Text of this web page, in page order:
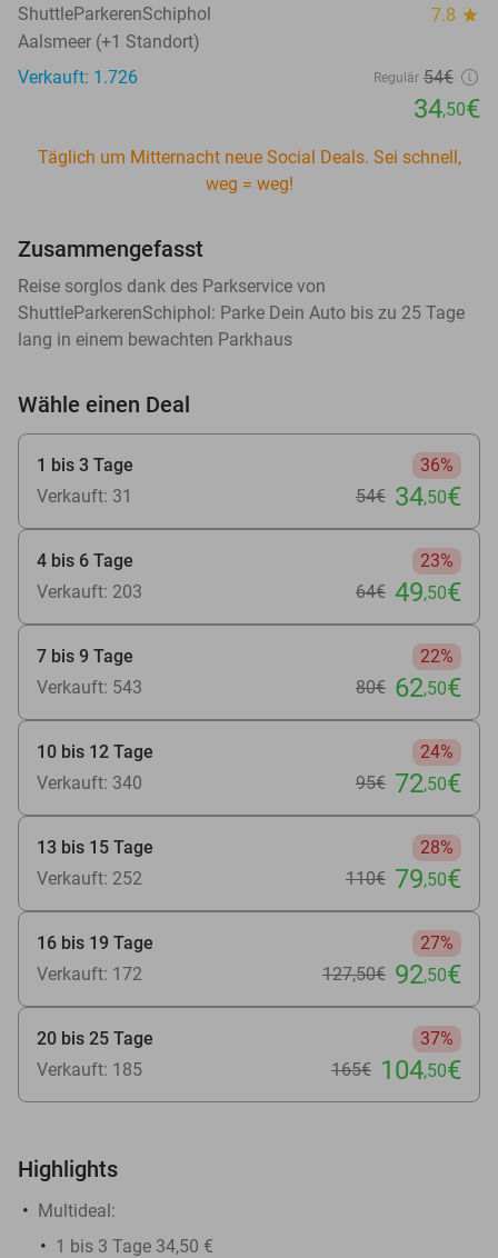
ShuttleParkerenSchiphol 7.8 star
Aalsmeer (+1 Standort)
Verkauft: 1.726
Regulär 54€
34,50€
Täglich um Mitternacht neue Social Deals. Sei schnell,
weg = weg!
Zusammengefasst
Reise sorglos dank des Parkservice von
ShuttleParkerenSchiphol: Parke Dein Auto bis zu 25 Tage
lang in einem bewachten Parkhaus
Wähle einen Deal
1 bis 3 Tage
36%
Verkauft: 31
54€ 34,50€
4 bis 6 Tage
23%
Verkauft: 203
64€ 49,50€
7 bis 9 Tage
22%
Verkauft: 543
80€ 62,50€
10 bis 12 Tage
24%
Verkauft: 340
95€ 72,50€
13 bis 15 Tage
28%
Verkauft: 252
110€ 79,50€
16 bis 19 Tage
27%
Verkauft: 172
127,50€ 92,50€
20 bis 25 Tage
37%
Verkauft: 185
165€ 104,50€
Highlights
Multideal:
1 bis 3 Tage 34,50 €